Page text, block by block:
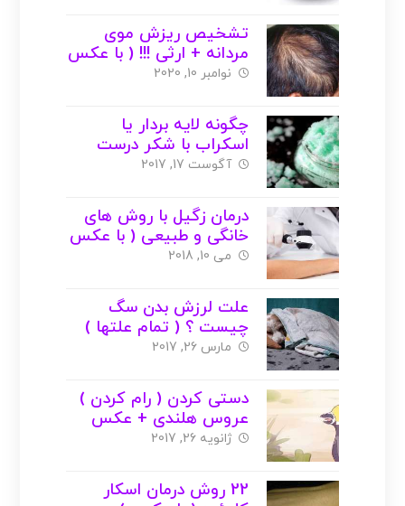
تشخیص ریزش موی
مردانه + ارثی !!! ( با عکس
)
نوامبر 10, 2020
چگونه لایه بردار یا
اسکراب با شکر درست
کنیم ؟ ( با عکس )
آگوست 17, 2017
درمان زگیل با روش های
خانگی و طبیعی ( با عکس
)
می 10, 2018
علت لرزش بدن سگ
چیست ؟ ( تمام علتها )
مارس 26, 2017
دستی کردن ( رام کردن )
عروس هلندی + عکس
ژانویه 26, 2017
22 روش درمان اسکار